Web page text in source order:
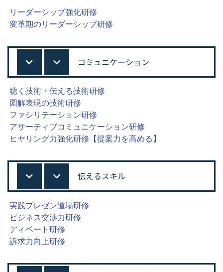
リーダーシップ強化研修
変革期のリーダーシップ研修
コミュニケーション
聴く技術・伝える技術研修
図解表現の技術研修
ファシリテーション研修
アサーティブコミュニケーション研修
ヒヤリング力強化研修【提案力を高める】
伝えるスキル
実践プレゼン道場研修
ビジネス交渉力研修
ディベート研修
訴求力向上研修